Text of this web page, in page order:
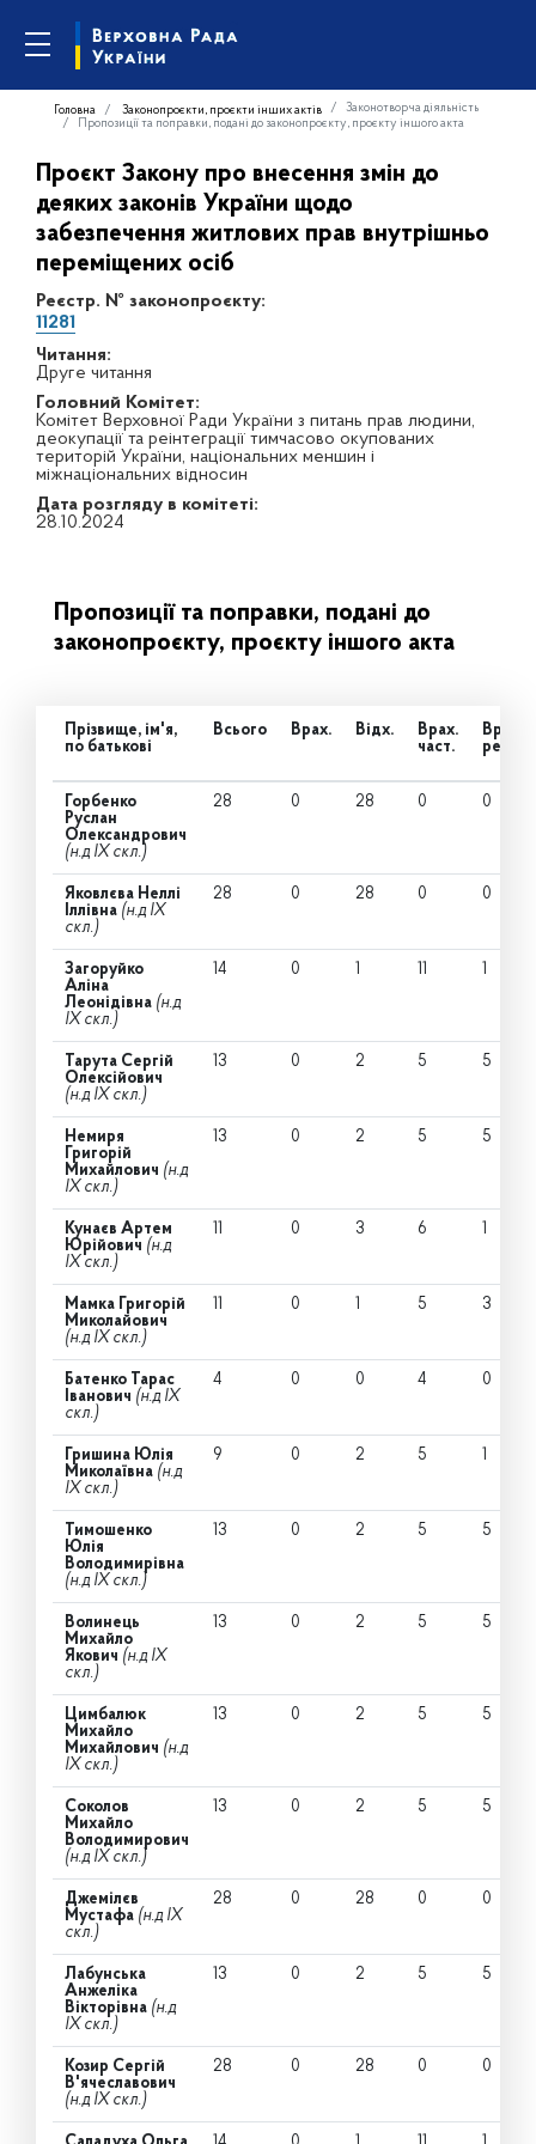
Головна Законопроєкти, проєкти інших актів
Законотворча діяльність
Пропозиції та поправки, подані до законопроєкту, проєкту іншого акта
Проєкт Закону про внесення змін до
деяких законів України щодо
забезпечення житлових прав внутрішньо
переміщених осіб
Реєстр. № законопроєкту:
11281
Читання:
Друге читання
Головний Комітет:
Комітет Верховної Ради України з питань прав людини,
деокупації та реінтеграції тимчасово окупованих
територій України, національних меншин і
міжнаціональних відносин
Дата розгляду в комітеті:
28.10.2024
Пропозиції та поправки, подані до
законопроєкту, проєкту іншого акта
Прізвище, ім'я,
по батькові
Всього Врах. Відх.
Врах.
част.
Врах.
ред.
Горбенко
Руслан
Олександрович
(н.д IX скл.)
28 0 28 0 0
Яковлєва Неллі
Іллівна (н.д IX
скл.)
28 0 28 0 0
Загоруйко
Аліна
Леонідівна (н.д
IX скл.)
14 0 1 11 1
Тарута Сергій
Олексійович
(н.д IX скл.)
13 0 2 5 5
Немиря
Григорій
Михайлович (н.д
IX скл.)
13 0 2 5 5
Кунаєв Артем
Юрійович (н.д
IX скл.)
11 0 3 6 1
Мамка Григорій
Миколайович
(н.д IX скл.)
11 0 1 5 3
Батенко Тарас
Іванович (н.д IX
скл.)
4 0 0 4 0
Гришина Юлія
Миколаївна (н.д
IX скл.)
9 0 2 5 1
Тимошенко
Юлія
Володимирівна
(н.д IX скл.)
13 0 2 5 5
Волинець
Михайло
Якович (н.д IX
скл.)
13 0 2 5 5
Цимбалюк
Михайло
Михайлович (н.д
IX скл.)
13 0 2 5 5
Соколов
Михайло
Володимирович
(н.д IX скл.)
13 0 2 5 5
Джемілєв
Мустафа (н.д IX
скл.)
28 0 28 0 0
Лабунська
Анжеліка
Вікторівна (н.д
IX скл.)
13 0 2 5 5
Козир Сергій
В'ячеславович
(н.д IX скл.)
28 0 28 0 0